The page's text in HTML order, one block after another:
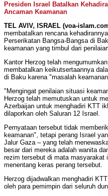
Presiden Israel Batalkan
Ancaman Keamanan
TEL AVIV, ISRAEL (voa-
membatalkan rencana
Perserikatan Bangsa-Bangsa di
keamanan yang timbul dari
Kantor Herzog telah
membatalkan keikutsertaannya
di Baku karena "masalah
"Mengingat penilaian situasi
Herzog telah memutuskan untuk
Azerbaijan untuk menghadiri KTT
dilaporkan oleh Saluran 12 Israel.
Pernyataan tersebut tidak
keamanan", tetapi perang Israel
Jalur Gaza – yang telah
besar dari mereka adalah wanita
rezim tersebut di mata masyarakat
menentang keras perang tersebut.
Herzog dijadwalkan menghadiri
oleh para pemimpin dari seluruh